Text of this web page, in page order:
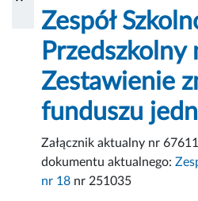
Zespół
Przedszkolny
Zestawienie
funduszu
Załącznik aktualny nr
dokumentu aktualnego:
nr 18 nr 251035